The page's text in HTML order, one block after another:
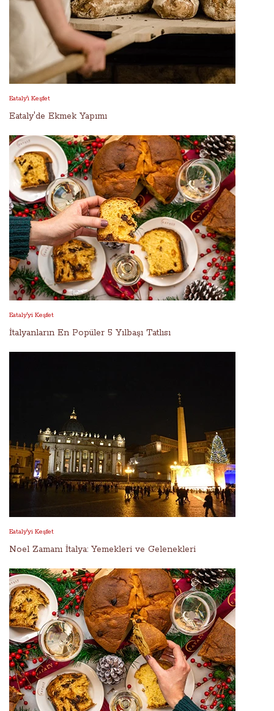
Eataly'i Keşfet
Eataly'de Ekmek Yapımı
Eataly'yi Keşfet
İtalyanların En Popüler 5 Yılbaşı Tatlısı
Eataly'yi Keşfet
Noel Zamanı İtalya: Yemekleri ve Gelenekleri